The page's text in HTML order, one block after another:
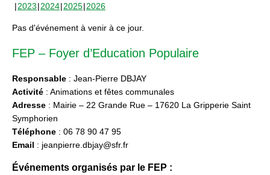
2023 2024 2025 2026
Pas d'événement à venir à ce jour.
FEP – Foyer d’Education Populaire
Responsable : Jean-Pierre DBJAY
Activité : Animations et fêtes communales
Adresse : Mairie – 22 Grande Rue – 17620 La Gripperie Saint
Symphorien
Téléphone : 06 78 90 47 95
Email : jeanpierre.dbjay@sfr.fr
Événements organisés par le FEP :